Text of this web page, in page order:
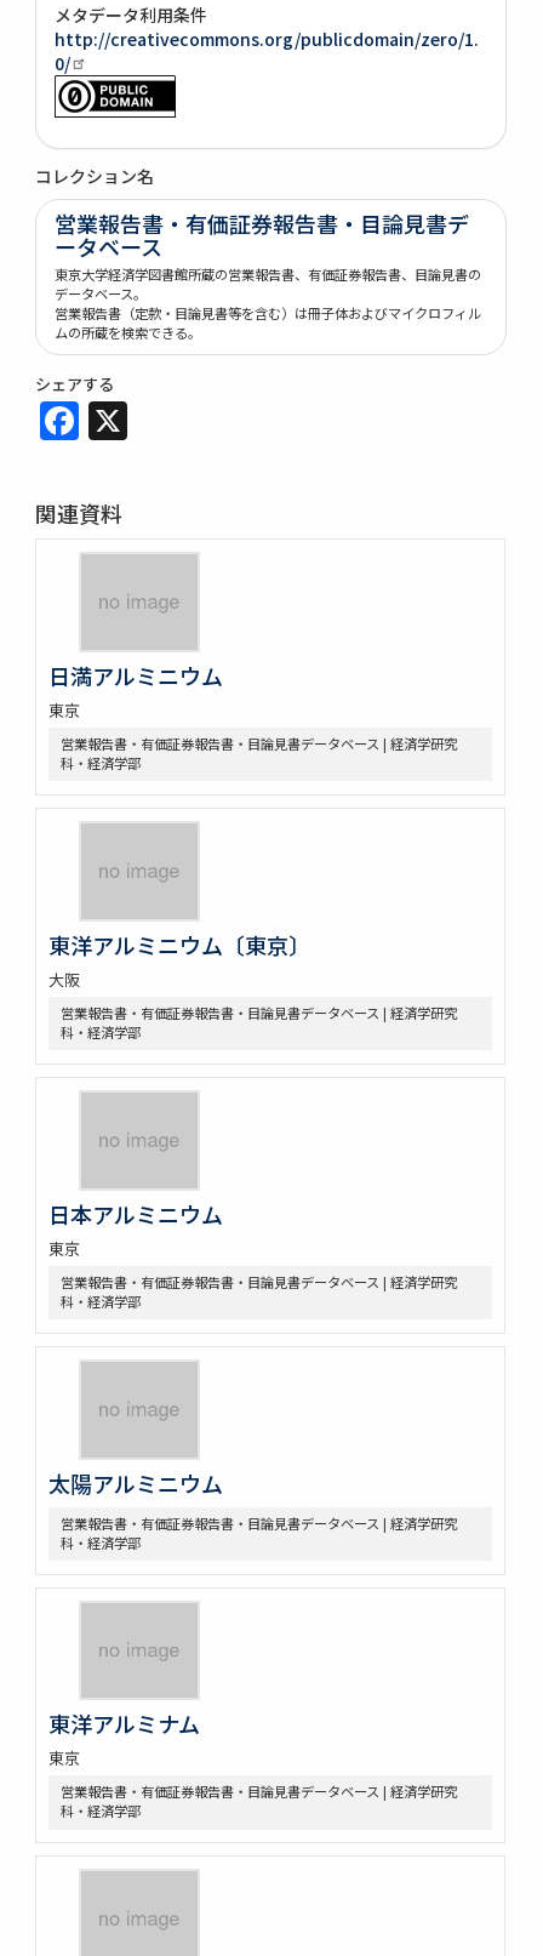
メタデータ利用条件
http://creativecommons.org/publicdomain/zero/1.
0/
コレクション名
営業報告書・有価証券報告書・目論見書デ
ータベース
東京大学経済学図書館所蔵の営業報告書、有価証券報告書、目論見書の
データベース。
営業報告書（定款・目論見書等を含む）は冊子体およびマイクロフィル
ムの所蔵を検索できる。
シェアする
Facebook
関連資料
日満アルミニウム
東京
営業報告書・有価証券報告書・目論見書データベース | 経済学研究
科・経済学部
東洋アルミニウム〔東京〕
大阪
営業報告書・有価証券報告書・目論見書データベース | 経済学研究
科・経済学部
日本アルミニウム
東京
営業報告書・有価証券報告書・目論見書データベース | 経済学研究
科・経済学部
太陽アルミニウム
営業報告書・有価証券報告書・目論見書データベース | 経済学研究
科・経済学部
東洋アルミナム
東京
営業報告書・有価証券報告書・目論見書データベース | 経済学研究
科・経済学部